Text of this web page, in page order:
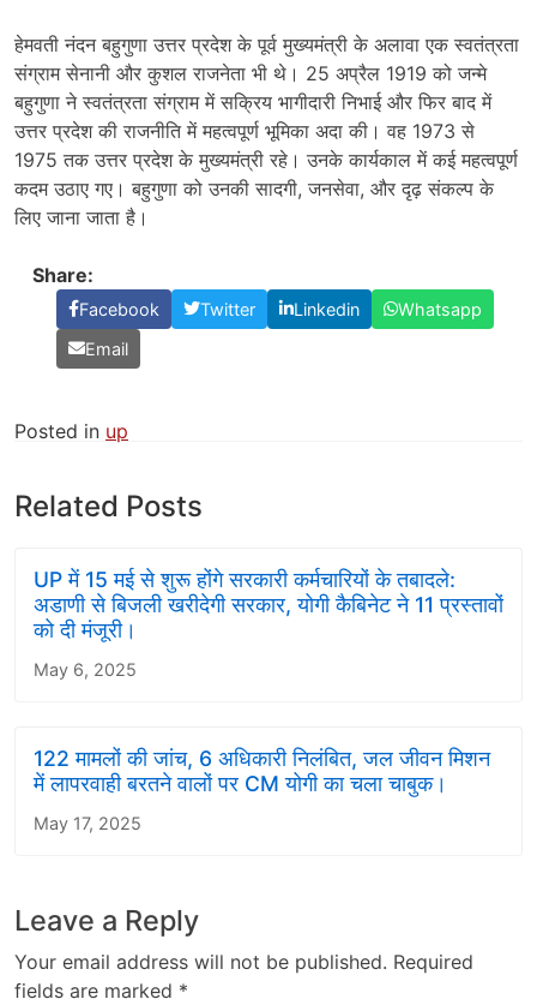
हेमवती नंदन बहुगुणा उत्तर प्रदेश के पूर्व मुख्यमंत्री के अलावा एक स्वतंत्रता
संग्राम सेनानी और कुशल राजनेता भी थे। 25 अप्रैल 1919 को जन्मे
बहुगुणा ने स्वतंत्रता संग्राम में सक्रिय भागीदारी निभाई और फिर बाद में
उत्तर प्रदेश की राजनीति में महत्वपूर्ण भूमिका अदा की। वह 1973 से
1975 तक उत्तर प्रदेश के मुख्यमंत्री रहे। उनके कार्यकाल में कई महत्वपूर्ण
कदम उठाए गए। बहुगुणा को उनकी सादगी, जनसेवा, और दृढ़ संकल्प के
लिए जाना जाता है।
Share:
Facebook Twitter Linkedin
Whatsapp
Email
Posted in up
Related Posts
UP में 15 मई से शुरू होंगे सरकारी कर्मचारियों के तबादले:
अडाणी से बिजली खरीदेगी सरकार, योगी कैबिनेट ने 11 प्रस्तावों
को दी मंजूरी।
May 6, 2025
122 मामलों की जांच, 6 अधिकारी निलंबित, जल जीवन मिशन
में लापरवाही बरतने वालों पर CM योगी का चला चाबुक।
May 17, 2025
Leave a Reply
Your email address will not be published. Required
fields are marked *